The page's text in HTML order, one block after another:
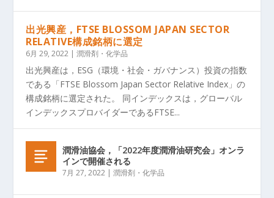
出光興産，FTSE BLOSSOM JAPAN SECTOR
RELATIVE構成銘柄に選定
6月 29, 2022 |潤滑剤・化学品
出光興産は，ESG（環境・社会・ガバナンス）投資の指数
である「FTSE Blossom Japan Sector Relative Index」の
構成銘柄に選定された。 同インデックスは，グローバル
インデックスプロバイダーであるFTSE...
潤滑油協会，「2022年度潤滑油研究会」オンラ
インで開催される
7月 27, 2022 |潤滑剤・化学品